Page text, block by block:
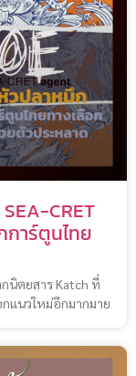
CRET
าร์ตูนไทย
นิตยสาร Katch ที่
แนวใหม่อีกมากมาย